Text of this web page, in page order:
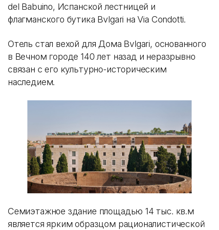
del Babuino, Испанской лестницей и
флагманского бутика Bvlgari на Via Condotti.
Отель стал вехой для Дома Bvlgari, основанного
в Вечном городе 140 лет назад и неразрывно
связан с его культурно-историческим
наследием.
Семиэтажное здание площадью 14 тыс. кв.м
является ярким образцом рационалистической